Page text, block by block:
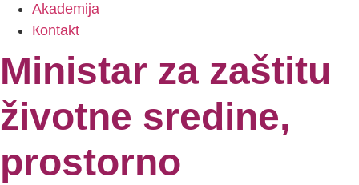
Akademija
Коntakt
Ministar za zaštitu
životne sredine,
prostorno